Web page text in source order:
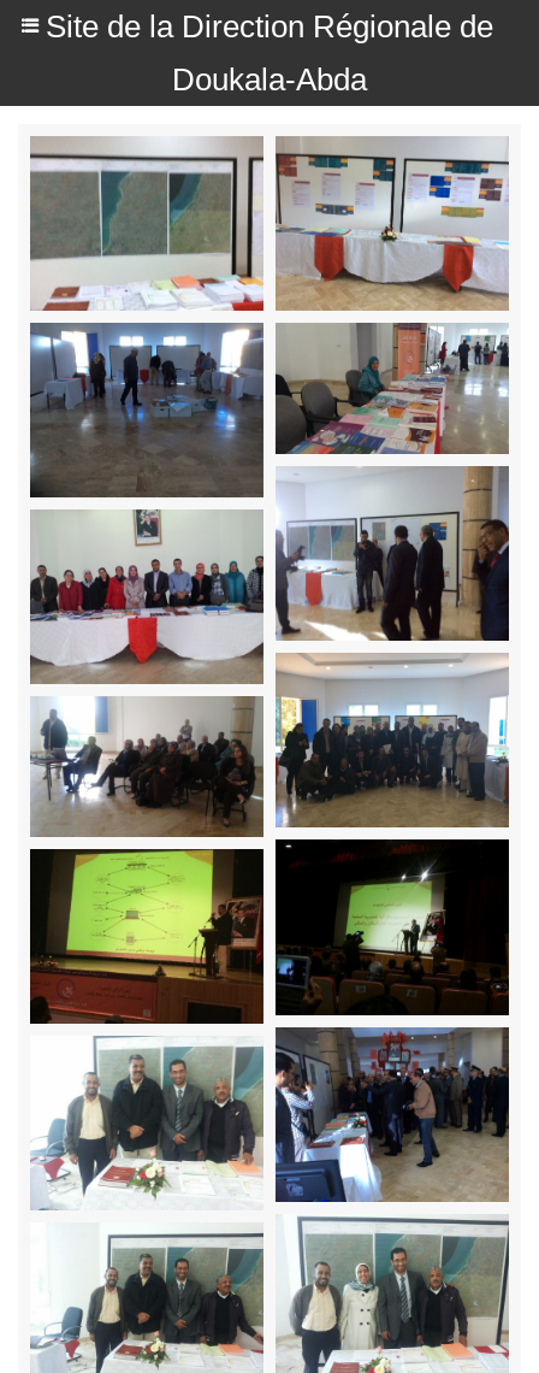
Site de la Direction Régionale de
Doukala-Abda